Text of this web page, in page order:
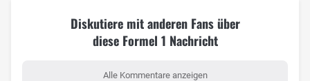
Diskutiere mit anderen Fans über
diese Formel 1 Nachricht
Alle Kommentare anzeigen